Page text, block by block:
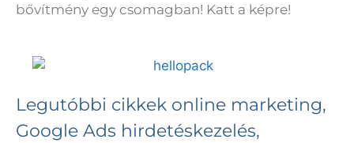
bővítmény egy csomagban! Katt a képre!
Legutóbbi cikkek online marketing,
Google Ads hirdetéskezelés,